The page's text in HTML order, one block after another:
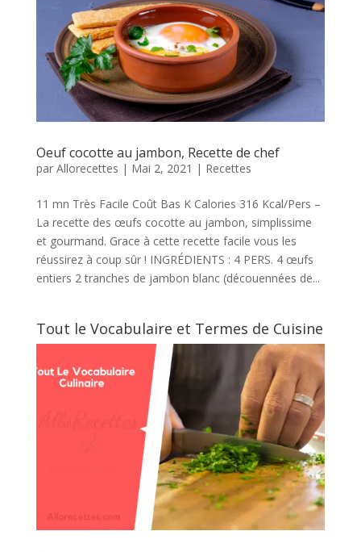
Oeuf cocotte au jambon, Recette de chef
par Allorecettes | Mai 2, 2021 | Recettes
11 mn Très Facile Coût Bas K Calories 316 Kcal/Pers –
La recette des œufs cocotte au jambon, simplissime
et gourmand. Grace à cette recette facile vous les
réussirez à coup sûr ! INGRÉDIENTS : 4 PERS. 4 œufs
entiers 2 tranches de jambon blanc (découennées de...
Tout le Vocabulaire et Termes de Cuisine